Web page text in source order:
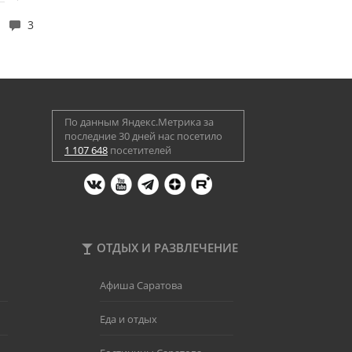
3
По данным Яндекс.Метрика за
последние 30 дней нас посетило
1 107 648 посетителей
ОТДЫХ И РАЗВЛЕЧЕНИЕ
Афиша Саратова
Еда и отдых